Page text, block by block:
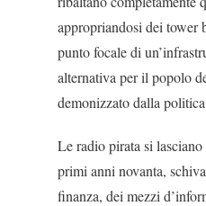
appropriandosi dei tower
punto focale di
alternativa per il popolo
demonizzato dalla
Le radio pirata si
primi anni novanta,
finan­za, dei mezzi